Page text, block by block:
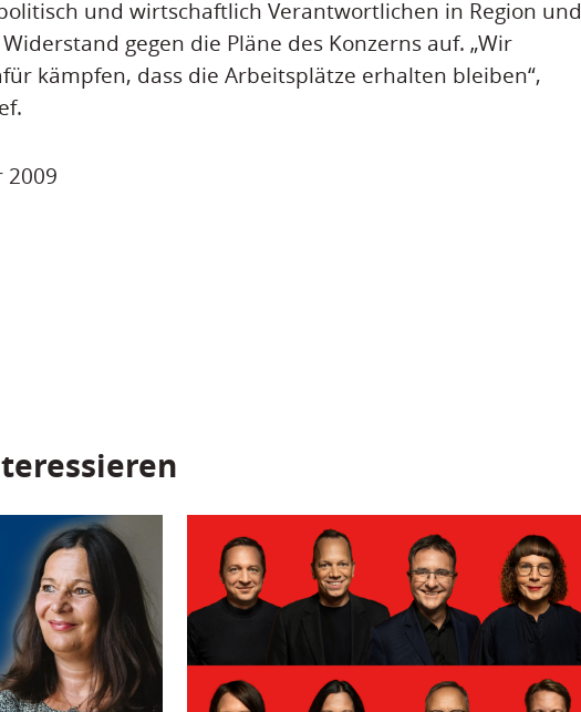
und wirtschaftlich Verantwortlichen in Region und
gegen die Pläne des Konzerns auf. „Wir
kämpfen, dass die Arbeitsplätze erhalten bleiben“,
2009